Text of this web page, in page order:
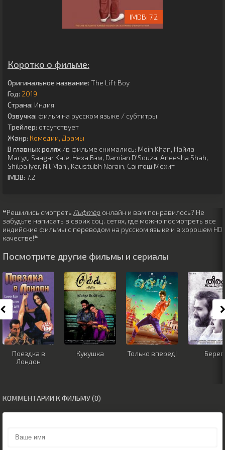
7.2
Коротко о фильме:
Оригинальное название: The Lift Boy
Год: 2019
Страна: Индия
Озвучка: фильм на русском языке / субтитры
Трейлер: отсутствует
Жанр: Комедии Драмы
В главных ролях /в фильме снимались: Moin Khan, Найла
Масуд, Saagar Kale, Неха Бэм, Damian D'Souza, Aneesha Shah,
Shilpa Iyer, Nil Mani, Kaustubh Narain, Сантош Мохит
IMDB: 7.2
❝Решились смотреть Лифтёр онлайн и вам понравилось? Не
забудьте написать в своих соц. сетях, где можно посмотреть все
индийские фильмы с переводом на русском языке и в хорошем HD
качестве!❝
Посмотрите другие фильмы и сериалы
Поездка в
Лондон
Кукушка Только вперед! Берег
КОММЕНТАРИИ К ФИЛЬМУ (0)